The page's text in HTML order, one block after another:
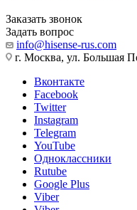
Заказать звонок
Задать вопрос
info@hisense-rus.com
г. Москва, ул. Большая
Вконтакте
Facebook
Twitter
Instagram
Telegram
YouTube
Одноклассники
Rutube
Google Plus
Viber